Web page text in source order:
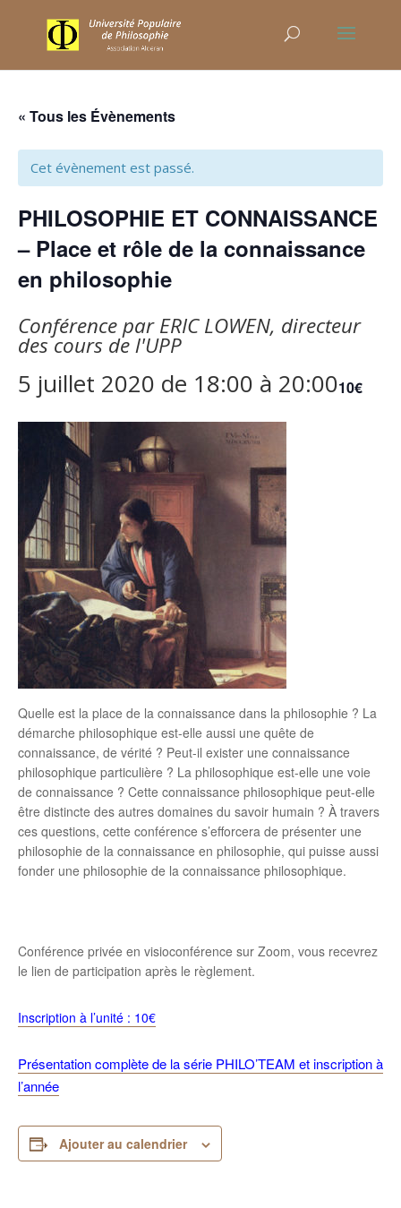
« Tous les Évènements
Cet évènement est passé.
PHILOSOPHIE ET CONNAISSANCE
– Place et rôle de la connaissance
en philosophie
Conférence par ERIC LOWEN, directeur
des cours de l'UPP
5 juillet 2020 de 18:00 à 20:0010€
Quelle est la place de la connaissance dans la philosophie ? La
démarche philosophique est-elle aussi une quête de
connaissance, de vérité ? Peut-il exister une connaissance
philosophique particulière ? La philosophique est-elle une voie
de connaissance ? Cette connaissance philosophique peut-elle
être distincte des autres domaines du savoir humain ? À travers
ces questions, cette conférence s’efforcera de présenter une
philosophie de la connaissance en philosophie, qui puisse aussi
fonder une philosophie de la connaissance philosophique.
Conférence privée en visioconférence sur Zoom, vous recevrez
le lien de participation après le règlement.
Inscription à l’unité : 10€
Présentation complète de la série PHILO’TEAM et inscription à
l’année
Ajouter au calendrier